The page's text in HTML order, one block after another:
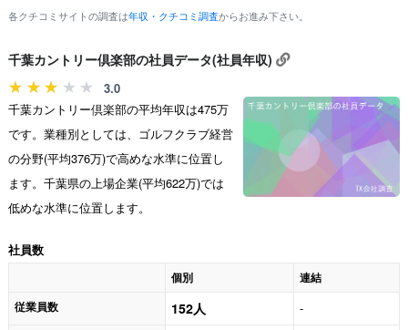
各クチコミサイトの調査は年収・クチコミ調査からお進み下さい。
千葉カントリー倶楽部の社員データ(社員年収)
3.0
千葉カントリー倶楽部の平均年収は475万
です。業種別としては、ゴルフクラブ経営
の分野(平均376万)で高めな水準に位置し
ます。千葉県の上場企業(平均622万)では
低めな水準に位置します。
社員数
個別
連結
従業員数
152人 -